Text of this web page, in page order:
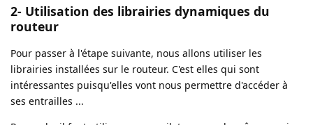
2- Utilisation des librairies dynamiques du
routeur
Pour passer à l'étape suivante, nous allons utiliser les
librairies installées sur le routeur. C'est elles qui sont
intéressantes puisqu'elles vont nous permettre d'accéder à
ses entrailles ...